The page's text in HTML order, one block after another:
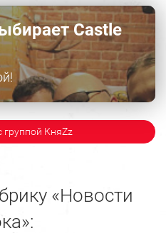
Castle
группой КняZz
«Новости